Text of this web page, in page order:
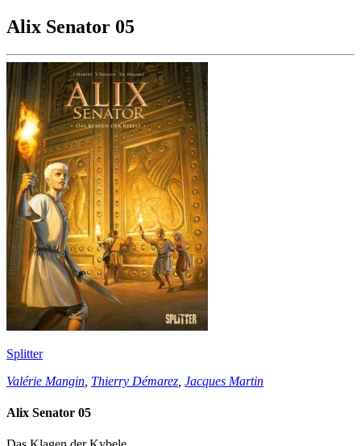
Alix Senator 05
Splitter
Valérie Mangin Thierry Démarez Jacques Martin
Alix Senator 05